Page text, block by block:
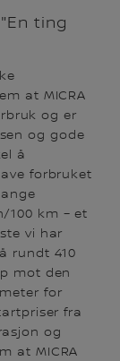
ting
at MICRA
og er
og gode
å
forbruket
100 km – et
vi har
rundt 410
mot den
for
fra
og
at MICRA